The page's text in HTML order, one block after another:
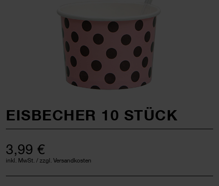
EISBECHER 10 STÜCK
3,99 €
inkl. MwSt. / zzgl. Versandkosten